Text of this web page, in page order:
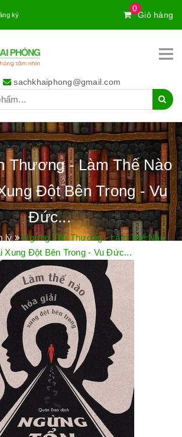
0
Giỏ hàng
ký
sachkhaiphong@gmail.com
Thương - Làm Thế Nào
Đột Bên Trong - Vu
Đức...
lý
Ngừng Tổn Thương - Làm Thế Nào
Xung Đột Bên Trong - Vu Đức...